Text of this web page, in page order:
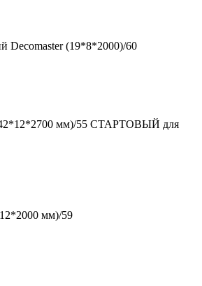
Decomaster (19*8*2000)/60
мм)/55 СТАРТОВЫЙ для
мм)/59